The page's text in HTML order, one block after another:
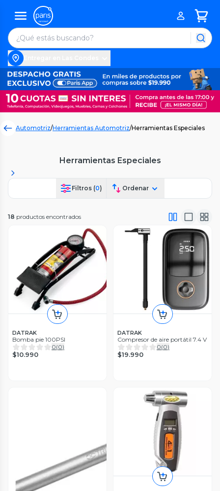
Automotriz/Herramientas Automotriz/Herramientas Especiales
Herramientas Especiales
Filtros (0) Ordenar
18 productos encontrados
DATRAK
Bomba pie 100PSI
0(0)
$10.990
DATRAK
Compresor de aire portátil 7.4 V
0(0)
$19.990